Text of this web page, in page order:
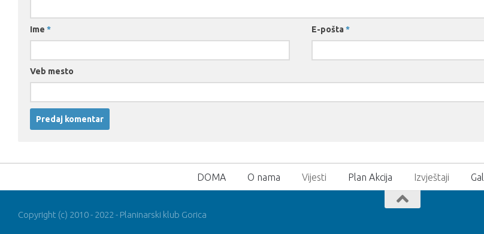
Ime * E-pošta*
Veb mesto
DOMA O nama Vijesti Plan Akcija Izvještaji
Copyright (c) 2010 - 2022 - Planinarski klub Gorica